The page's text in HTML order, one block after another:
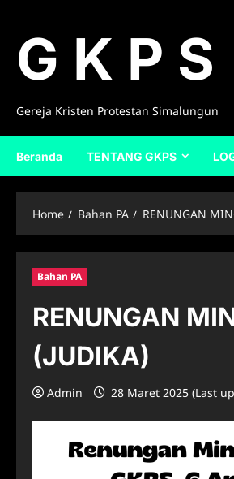
contentG K P S
Gereja Kristen Protestan Simalungun
Beranda TENTANG GKPS
Home Bahan PA RENUNGAN
Bahan PA
RENUNGAN
(JUDIKA)
Admin 28 Maret 2025 (Last